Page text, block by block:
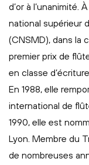
d’or à l’unanimité.
national supérieur
(CNSMD), dans la
premier prix de
en classe
En 1988, elle
international de
1990, elle est
Lyon. Membre du
de nombreuses